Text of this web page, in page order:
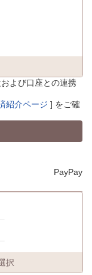
よび口座との連携
紹介ページ ] をご確
PayPay
択